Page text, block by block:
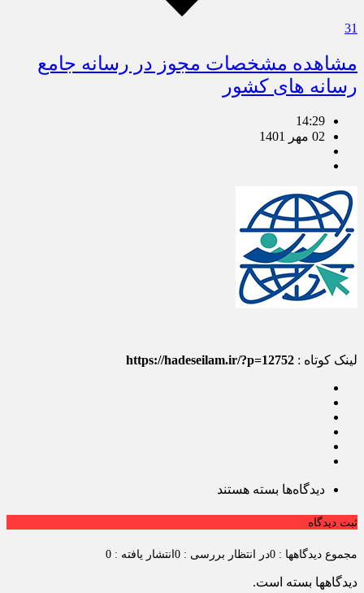
31
مشاهده مشخصات مجوز در رسانه جامع
رسانه های کشور
14:29
02 مهر 1401
لینک کوتاه : https://hadeseilam.ir/?p=12752
دیدگاه‌ها برای
مشخصات
در
رسانه
جامع
بسته هستند
ثبت دیدگاه
مجموع دیدگاهها : 0 در انتظار بررسی : 0 انتشار یافته : 0
دیدگاهها بسته است.